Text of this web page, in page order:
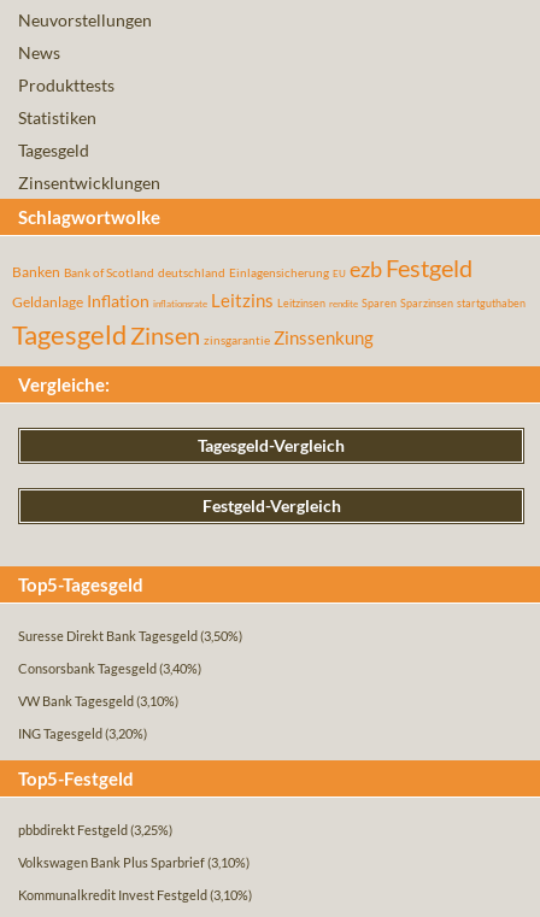
Neuvorstellungen
News
Produkttests
Statistiken
Tagesgeld
Zinsentwicklungen
Schlagwortwolke
Banken Bank of Scotland deutschland Einlagensicherung EU ezbFestgeld
Geldanlage Inflation inflationsrate Leitzins Leitzinsen rendite Sparen Sparzinsen startguthaben
Tagesgeld Zinsen zinsgarantie Zinssenkung
Vergleiche:
Tagesgeld-Vergleich
Festgeld-Vergleich
Top5-Tagesgeld
Suresse Direkt Bank Tagesgeld (3,50%)
Consorsbank Tagesgeld (3,40%)
VW Bank Tagesgeld (3,10%)
ING Tagesgeld (3,20%)
Top5-Festgeld
pbbdirekt Festgeld (3,25%)
Volkswagen Bank Plus Sparbrief(3,10%)
Kommunalkredit Invest Festgeld (3,10%)